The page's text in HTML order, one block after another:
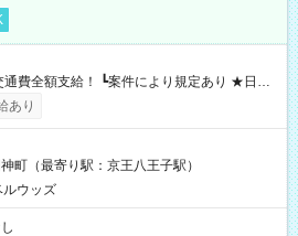
） ┗働いたその日に現金GET♪ お仕事後はコ
を引き落とせます！ 【試用期間】試
あり
町（最寄り駅：京王八王子駅）
ルウッズ